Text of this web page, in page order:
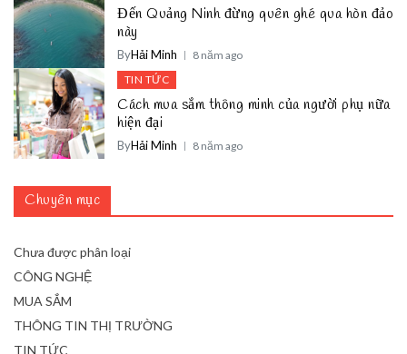
Đến Quảng Ninh đừng quên ghé qua hòn đảo
này
ByHải Minh
8 năm ago
TIN TỨC
Cách mua sắm thông minh của người phụ nữa
hiện đại
ByHải Minh 8 năm ago
Chuyên mục
Chưa được phân loại
CÔNG NGHỆ
MUA SẮM
THÔNG TIN THỊ TRƯỜNG
TIN TỨC